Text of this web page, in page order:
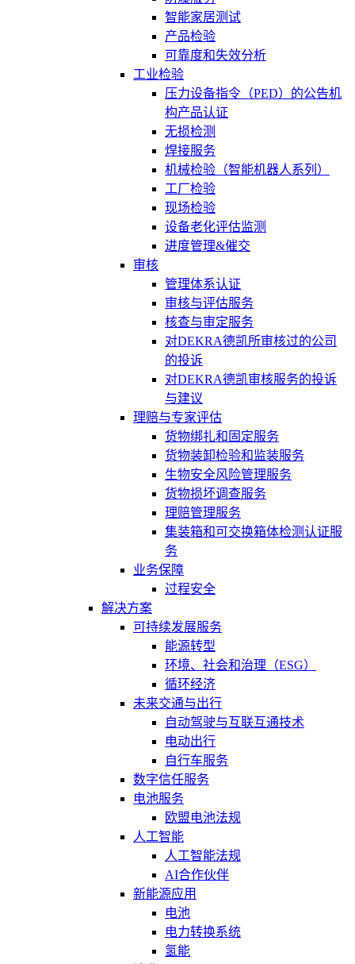
智能家居测试
产品检验
可靠度和失效分析
工业检验
压力设备指令（PED）的公告机
构产品认证
无损检测
焊接服务
机械检验（智能机器人系列）
工厂检验
现场检验
设备老化评估监测
进度管理&催交
审核
管理体系认证
审核与评估服务
核查与审定服务
对DEKRA德凯所审核过的公司
的投诉
对DEKRA德凯审核服务的投诉
与建议
理赔与专家评估
货物绑扎和固定服务
货物装卸检验和监装服务
生物安全风险管理服务
货物损坏调查服务
理赔管理服务
集装箱和可交换箱体检测认证服
务
业务保障
过程安全
解决方案
可持续发展服务
能源转型
环境、社会和治理（ESG）
循环经济
未来交通与出行
自动驾驶与互联互通技术
电动出行
自行车服务
数字信任服务
电池服务
欧盟电池法规
人工智能
人工智能法规
AI合作伙伴
新能源应用
电池
电力转换系统
氢能